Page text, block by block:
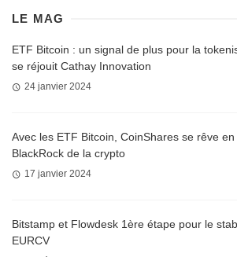
LE MAG
ETF Bitcoin : un signal de plus pour la
se réjouit Cathay Innovation
24 janvier 2024
Avec les ETF Bitcoin, CoinShares se rêve
BlackRock de la crypto
17 janvier 2024
Bitstamp et Flowdesk 1ère étape pour le
EURCV